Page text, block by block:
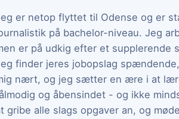
er netop flyttet til Odense og er
på bachelor-niveau. Jeg
er på udkig efter et supplerende
finder jeres jobopslag
nært, og jeg sætter en ære i at
og åbensindet - og ikke
gribe alle slags opgaver an, og